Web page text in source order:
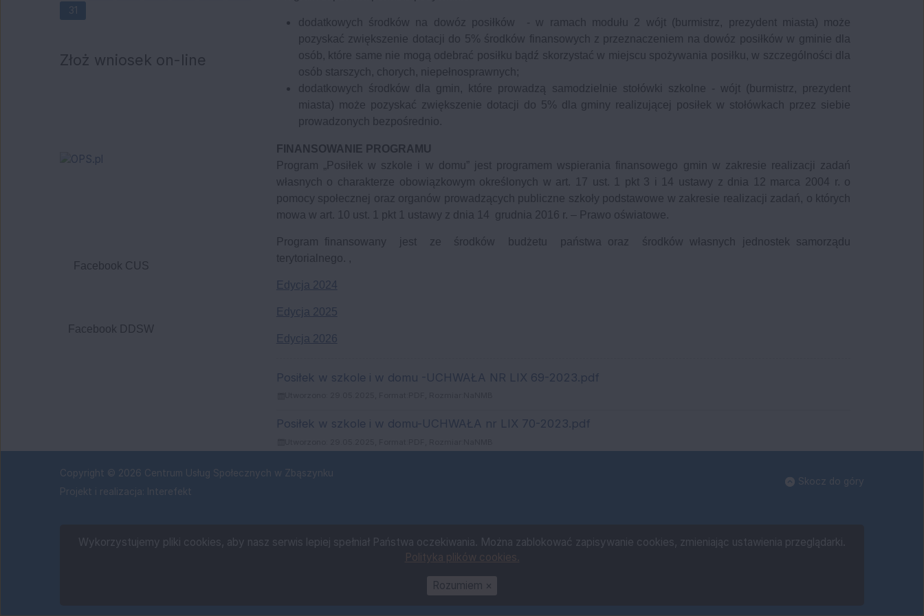
Wykorzystujemy pliki cookies, aby nasz serwis lepiej spełniał Państwa oczekiwania. Można zablokować zapisywanie cookies, zmieniając ustawienia przeglądarki.
Polityka plików cookies.
Rozumiem ×
31
Złoż wniosek on-line
Facebook CUS
Facebook DDSW
dodatkowych środków na dowóz posiłków - w ramach modułu 2 wójt (burmistrz, prezydent miasta) może
pozyskać zwiększenie dotacji do 5% środków finansowych z przeznaczeniem na dowóz posiłków w gminie dla
osób, które same nie mogą odebrać posiłku bądź skorzystać w miejscu spożywania posiłku, w szczególności dla
osób starszych, chorych, niepełnosprawnych;
dodatkowych środków dla gmin, które prowadzą samodzielnie stołówki szkolne - wójt (burmistrz, prezydent
miasta) może pozyskać zwiększenie dotacji do 5% dla gminy realizującej posiłek w stołówkach przez siebie
prowadzonych bezpośrednio.
FINANSOWANIE PROGRAMU
Program „Posiłek w szkole i w domu” jest programem wspierania finansowego gmin w zakresie realizacji zadań
własnych o charakterze obowiązkowym określonych w art. 17 ust. 1 pkt 3 i 14 ustawy z dnia 12 marca 2004 r. o
pomocy społecznej oraz organów prowadzących publiczne szkoły podstawowe w zakresie realizacji zadań, o których
mowa w art. 10 ust. 1 pkt 1 ustawy z dnia 14 grudnia 2016 r. – Prawo oświatowe.
Program finansowany jest ze środków budżetu państwa oraz środków własnych jednostek samorządu
terytorialnego. ,
Edycja 2024
Edycja 2025
Edycja 2026
ZAŁĄCZNIKI
Posiłek w szkole i w domu -UCHWAŁA NR LIX 69-2023.pdf
Posiłek w szkole i w domu-UCHWAŁA nr LIX 70-2023.pdf
Copyright © 2026 Centrum Usług Społecznych w Zbąszynku
Projekt i realizacja:
Interefekt
Skocz do góry